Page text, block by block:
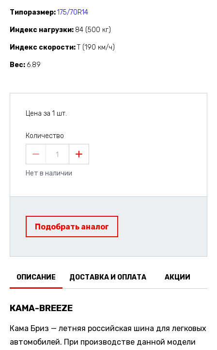
Типоразмер 175/70R14
Индекс нагрузки 84 (500 кг)
Индекс скорости T (190 км/ч)
Вес 6.89
Цена за 1 шт.
Количество
1
Нет в наличии
Подобрать аналог
ОПИСАНИЕ ДОСТАВКА И ОПЛАТА АКЦИИ
КАМА-BREEZE
Кама Бриз — летняя российская шина для легковых
автомобилей. При производстве данной модели